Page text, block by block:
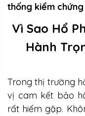
thống kiểm
Vì Sao Hổ
Hành
Trong thị trường
vị cam kết bảo
rất hiếm gặp.